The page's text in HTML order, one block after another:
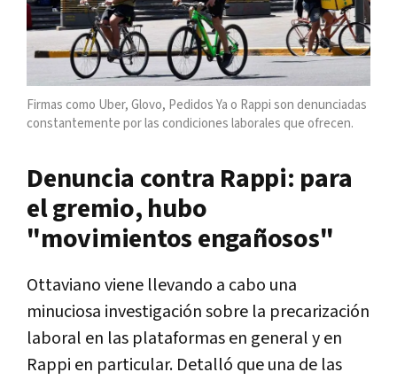
Firmas como Uber, Glovo, Pedidos Ya o Rappi son denunciadas
constantemente por las condiciones laborales que ofrecen.
Denuncia contra Rappi: para
el gremio, hubo
"movimientos engañosos"
Ottaviano viene llevando a cabo una
minuciosa investigación sobre la precarización
laboral en las plataformas en general y en
Rappi en particular. Detalló que una de las